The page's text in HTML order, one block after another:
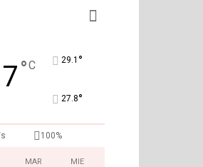
°C 29.1 °
27.8°
100%
MAR MIE